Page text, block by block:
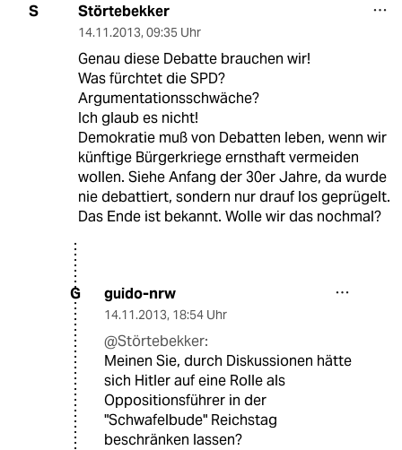
S Störtebekker
14.11.2013, 09:35 Uhr
Genau diese Debatte brauchen wir!
Was fürchtet die SPD?
Argumentationsschwäche?
Ich glaub es nicht!
Demokratie muß von Debatten leben, wenn wir
künftige Bürgerkriege ernsthaft vermeiden
wollen. Siehe Anfang der 30er Jahre, da wurde
nie debattiert, sondern nur drauf los geprügelt.
Das Ende ist bekannt. Wolle wir das nochmal?
G guido-nrw
14.11.2013, 18:54 Uhr
@Störtebekker:
Meinen Sie, durch Diskussionen hätte
sich Hitler auf eine Rolle als
Oppositionsführer in der
"Schwafelbude" Reichstag
beschränken lassen?